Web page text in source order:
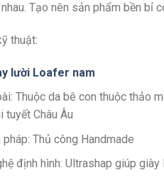
Tạo nên sản phẩm bền bỉ
thuật:
lười Loafer nam
Thuộc da bê con thuộc thảo
tuyết Châu Âu
Thủ công Handmade
định hình: Ultrashap giúp